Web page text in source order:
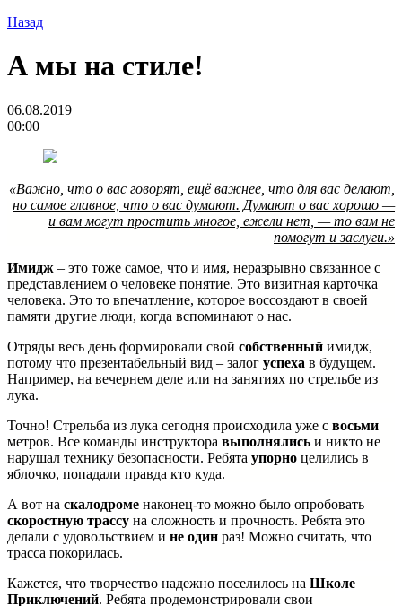
Назад
А мы на стиле!
06.08.2019
00:00
«Важно, что о вас говорят, ещё важнее, что для вас делают,
но самое главное, что о вас думают. Думают о вас хорошо —
и вам могут простить многое, ежели нет, — то вам не
помогут и заслуги.»
Имидж – это тоже самое, что и имя, неразрывно связанное с
представлением о человеке понятие. Это визитная карточка
человека. Это то впечатление, которое воссоздают в своей
памяти другие люди, когда вспоминают о нас.
Отряды весь день формировали свой собственный имидж,
потому что презентабельный вид – залог успеха в будущем.
Например, на вечернем деле или на занятиях по стрельбе из
лука.
Точно! Стрельба из лука сегодня происходила уже с восьми
метров. Все команды инструктора выполнялись и никто не
нарушал технику безопасности. Ребята упорно целились в
яблочко, попадали правда кто куда.
А вот на скалодроме наконец-то можно было опробовать
скоростную трассу на сложность и прочность. Ребята это
делали с удовольствием и не один раз! Можно считать, что
трасса покорилась.
Кажется, что творчество надежно поселилось на Школе
Приключений. Ребята продемонстрировали свои